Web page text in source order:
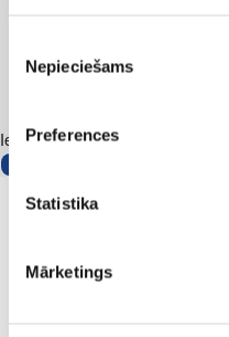
izvēle
Nepieciešams
Preferences
Statistika
Mārketings
Iesakām ar